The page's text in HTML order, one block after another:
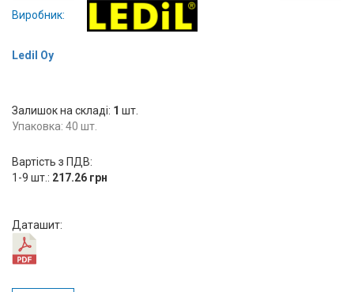
авторизація
Виробники
Доставка
Тех.
Підтримка
Блог
Виробник:
Ledil Oy
Залишок на складі: 1 шт.
Упаковка: 40 шт.
Вартість з ПДВ:
1-9 шт.: 217.26 грн
Даташит: